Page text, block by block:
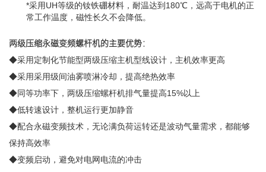
*采用UH等级的钕铁硼材料，耐温达到180℃，远高于电机的正
常工作温度，磁性长久不会降低。
两级压缩永磁变频螺杆机的主要优势：
◆采用定制化节能型两级压缩主机型线设计，主机效率更高
◆采用采用级间油雾喷淋冷却，提高绝热效率
◆同等功率下，两级压缩螺杆机排气量提高15%以上
◆低转速设计，整机运行更加静音
◆配合永磁变频技术，无论满负荷运转还是波动气量需求，都能够
保持高效率
◆变频启动，避免对电网电流的冲击